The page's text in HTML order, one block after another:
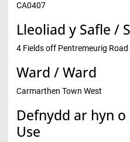
CA0407
Lleoliad y Safle /
4 Fields off Pentremeurig Road
Ward / Ward
Carmarthen Town West
Defnydd ar hyn
Use